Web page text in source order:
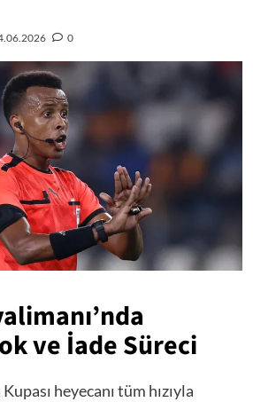
0
ve İade Süreci
heyecanı tüm hızıyla